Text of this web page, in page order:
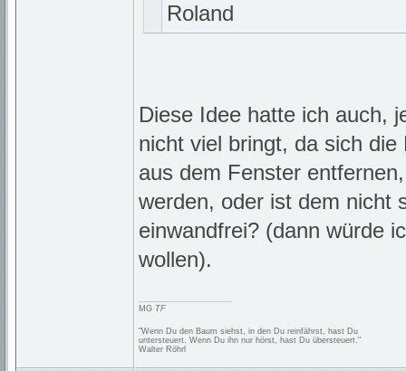
Roland
Diese Idee hatte ich auch,
nicht viel bringt, da sich
aus dem Fenster
werden, oder ist dem nicht
einwandfrei? (dann würde
wollen).
MG TF
"Wenn Du den Baum siehst, in den Du reinfährst, hast Du
untersteuert. Wenn Du ihn nur hörst, hast Du übersteuert."
Walter Röhrl